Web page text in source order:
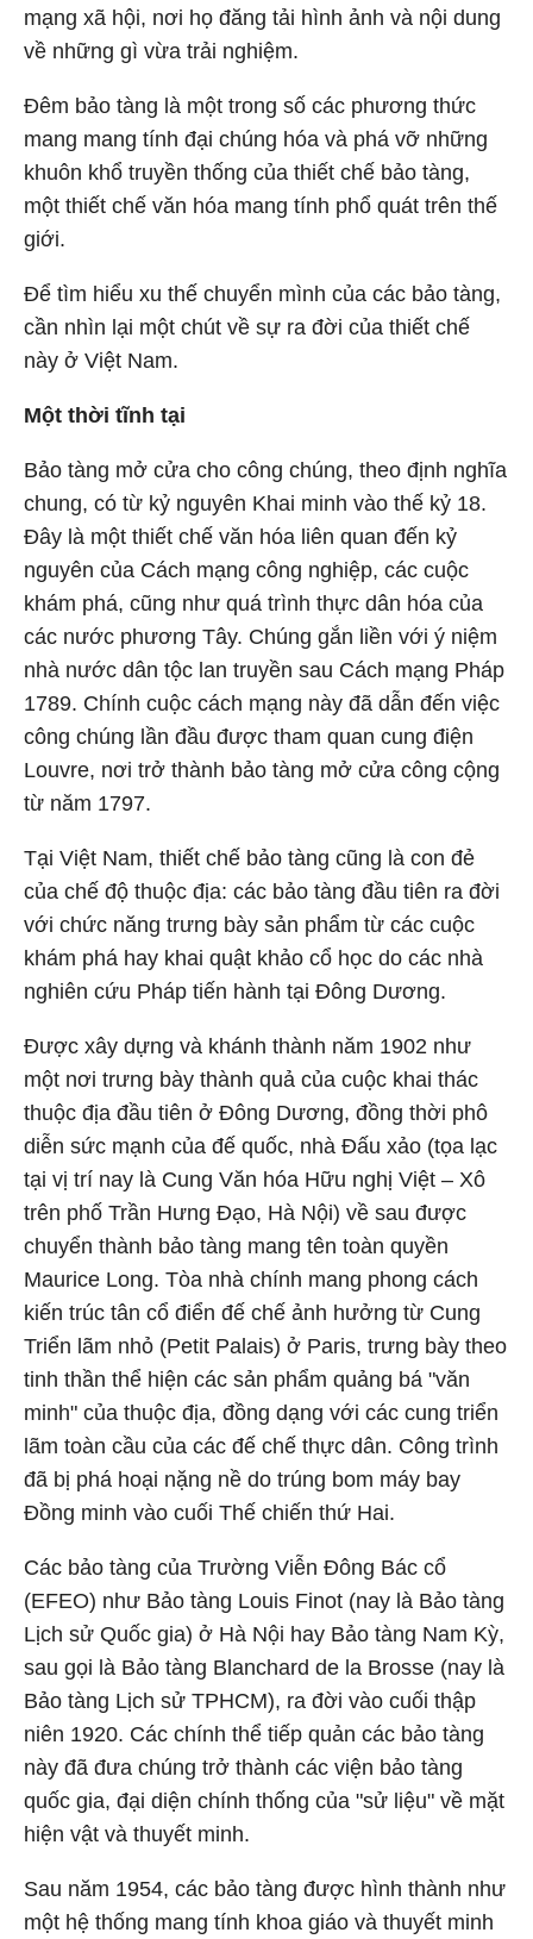
mạng xã hội, nơi họ đăng tải hình ảnh và nội dung
về những gì vừa trải nghiệm.
Đêm bảo tàng là một trong số các phương thức
mang mang tính đại chúng hóa và phá vỡ những
khuôn khổ truyền thống của thiết chế bảo tàng,
một thiết chế văn hóa mang tính phổ quát trên thế
giới.
Để tìm hiểu xu thế chuyển mình của các bảo tàng,
cần nhìn lại một chút về sự ra đời của thiết chế
này ở Việt Nam.
Một thời tĩnh tại
Bảo tàng mở cửa cho công chúng, theo định nghĩa
chung, có từ kỷ nguyên Khai minh vào thế kỷ 18.
Đây là một thiết chế văn hóa liên quan đến kỷ
nguyên của Cách mạng công nghiệp, các cuộc
khám phá, cũng như quá trình thực dân hóa của
các nước phương Tây. Chúng gắn liền với ý niệm
nhà nước dân tộc lan truyền sau Cách mạng Pháp
1789. Chính cuộc cách mạng này đã dẫn đến việc
công chúng lần đầu được tham quan cung điện
Louvre, nơi trở thành bảo tàng mở cửa công cộng
từ năm 1797.
Tại Việt Nam, thiết chế bảo tàng cũng là con đẻ
của chế độ thuộc địa: các bảo tàng đầu tiên ra đời
với chức năng trưng bày sản phẩm từ các cuộc
khám phá hay khai quật khảo cổ học do các nhà
nghiên cứu Pháp tiến hành tại Đông Dương.
Được xây dựng và khánh thành năm 1902 như
một nơi trưng bày thành quả của cuộc khai thác
thuộc địa đầu tiên ở Đông Dương, đồng thời phô
diễn sức mạnh của đế quốc, nhà Đấu xảo (tọa lạc
tại vị trí nay là Cung Văn hóa Hữu nghị Việt – Xô
trên phố Trần Hưng Đạo, Hà Nội) về sau được
chuyển thành bảo tàng mang tên toàn quyền
Maurice Long. Tòa nhà chính mang phong cách
kiến trúc tân cổ điển đế chế ảnh hưởng từ Cung
Triển lãm nhỏ (Petit Palais) ở Paris, trưng bày theo
tinh thần thể hiện các sản phẩm quảng bá "văn
minh" của thuộc địa, đồng dạng với các cung triển
lãm toàn cầu của các đế chế thực dân. Công trình
đã bị phá hoại nặng nề do trúng bom máy bay
Đồng minh vào cuối Thế chiến thứ Hai.
Các bảo tàng của Trường Viễn Đông Bác cổ
(EFEO) như Bảo tàng Louis Finot (nay là Bảo tàng
Lịch sử Quốc gia) ở Hà Nội hay Bảo tàng Nam Kỳ,
sau gọi là Bảo tàng Blanchard de la Brosse (nay là
Bảo tàng Lịch sử TPHCM), ra đời vào cuối thập
niên 1920. Các chính thể tiếp quản các bảo tàng
này đã đưa chúng trở thành các viện bảo tàng
quốc gia, đại diện chính thống của "sử liệu" về mặt
hiện vật và thuyết minh.
Sau năm 1954, các bảo tàng được hình thành như
một hệ thống mang tính khoa giáo và thuyết minh